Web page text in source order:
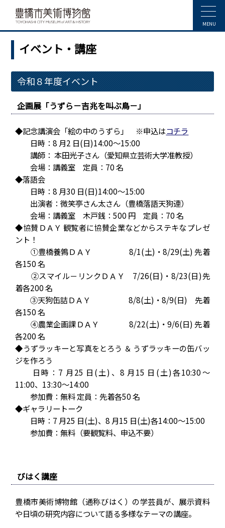
MENU
イベント・講座
令和８年度イベント
企画展「うずら－吉兆を叫ぶ鳥－」
◆記念講演会「絵の中のうずら」 ※申込はコチラ
日時：8 月2 日(日)14:00～15:00
講師： 本田光子さん（愛知県立芸術大学准教授）
会場：講義室 定員：70 名
◆落語会
日時：8 月30 日(日)14:00～15:00
出演者：微笑亭さん太さん（豊橋落語天狗連）
会場：講義室 木戸銭：500 円 定員：70 名
◆協賛ＤＡＹ 観覧者に協賛企業などからステキなプレゼ
ント！
①豊橋養鶉ＤＡＹ 8/1(土)・8/29(土) 先着
各150 名
②スマイル－リンクＤＡＹ 7/26(日)・8/23(日)先
着各200 名
③天狗缶詰ＤＡＹ 8/8(土)・8/9(日) 先着
各150 名
④農業企画課ＤＡＹ 8/22(土)・9/6(日) 先着
各200 名
◆うずラッキーと写真をとろう ＆ うずラッキーの缶バッ
ジを作ろう
日時：7 月25 日(土)、8 月15 日(土)各10:30～
11:00、13:30～14:00
参加費：無料 定員：先着各50 名
◆ギャラリートーク
日時：7 月25 日(土)、8 月15 日(土)各14:00～15:00
参加費：無料（要観覧料、申込不要）
びはく講座
豊橋市美術博物館（通称びはく）の学芸員が、展示資料
や日頃の研究内容について語る多様なテーマの講座。